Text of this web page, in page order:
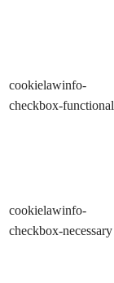
cookielawinfo-
checkbox-functional
cookielawinfo-
checkbox-necessary